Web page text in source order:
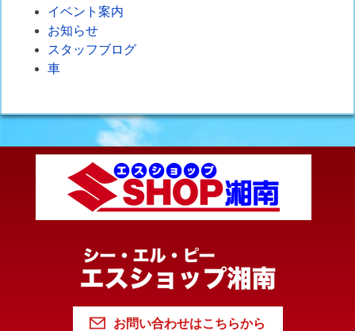
イベント案内
お知らせ
スタッフブログ
車
お問い合わせはこちらから